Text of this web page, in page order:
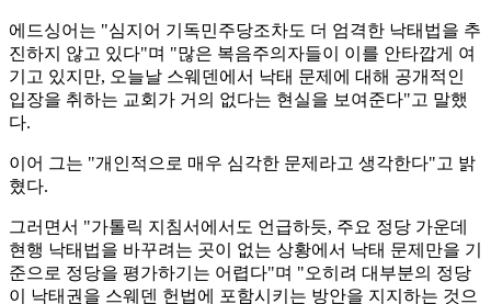
에드싱어는 "심지어 기독민주당조차도 더 엄격한 낙태법을 추
진하지 않고 있다"며 "많은 복음주의자들이 이를 안타깝게 여
기고 있지만, 오늘날 스웨덴에서 낙태 문제에 대해 공개적인
입장을 취하는 교회가 거의 없다는 현실을 보여준다"고 말했
다.
이어 그는 "개인적으로 매우 심각한 문제라고 생각한다"고 밝
혔다.
그러면서 "가톨릭 지침서에서도 언급하듯, 주요 정당 가운데
현행 낙태법을 바꾸려는 곳이 없는 상황에서 낙태 문제만을 기
준으로 정당을 평가하기는 어렵다"며 "오히려 대부분의 정당
이 낙태권을 스웨덴 헌법에 포함시키는 방안을 지지하는 것으